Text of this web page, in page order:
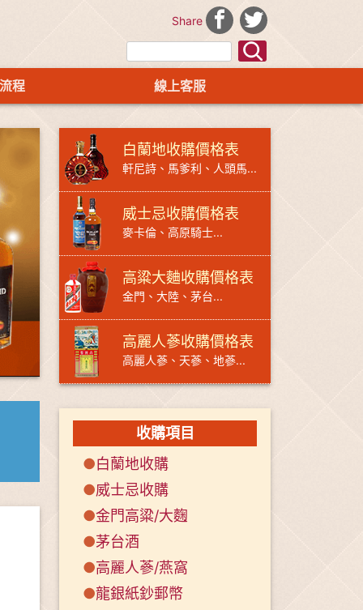
Share
程 線上客服
白蘭地收購價格表
軒尼詩、馬爹利、人頭馬...
威士忌收購價格表
麥卡倫、高原騎士...
高粱大麯收購價格表
金門、大陸、茅台...
高麗人蔘收購價格表
高麗人蔘、天蔘、地蔘...
收購項目
●白蘭地收購
●威士忌收購
●金門高粱/大麴
●茅台酒
●高麗人蔘/燕窩
●龍銀紙鈔郵幣